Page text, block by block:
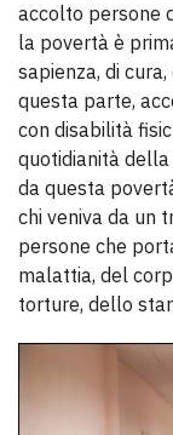
accolto persone
la povertà è
sapienza, di
questa parte,
con disabilità
quotidianità
da questa
chi veniva da un
persone che
malattia, del
torture, dello